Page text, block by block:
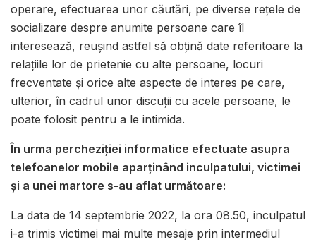
operare, efectuarea unor căutări, pe diverse rețele de
socializare despre anumite persoane care îl
interesează, reușind astfel să obțină date referitoare la
relațiile lor de prietenie cu alte persoane, locuri
frecventate și orice alte aspecte de interes pe care,
ulterior, în cadrul unor discuții cu acele persoane, le
poate folosit pentru a le intimida.
În urma percheziției informatice efectuate asupra
telefoanelor mobile aparținând inculpatului, victimei
și a unei martore s-au aflat următoare:
La data de 14 septembrie 2022, la ora 08.50, inculpatul
i-a trimis victimei mai multe mesaje prin intermediul